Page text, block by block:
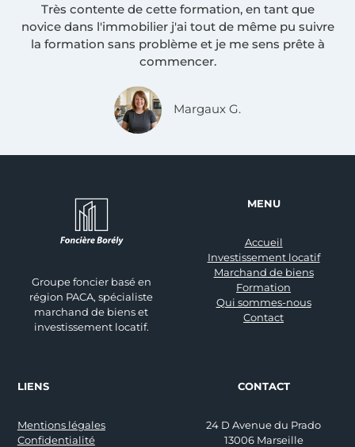
Très contente de cette formation, en tant que
novice dans l'immobilier j'ai tout de même pu suivre
la formation sans problème et je me sens prête à
commencer.
Margaux G.
Groupe foncier basé en
région PACA, spécialiste
marchand de biens et
investissement locatif.
MENU
Accueil
Investissement locatif
Marchand de biens
Formation
Qui sommes-nous
Contact
LIENS
Mentions légales
Confidentialité
CONTACT
24 D Avenue du Prado
13006 Marseille